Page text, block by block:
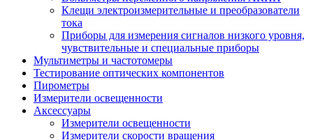
Клещи электроизмерительные и преобразователи
тока
Приборы для измерения сигналов низкого уровня,
чувствительные и специальные приборы
Мультиметры и частотомеры
Тестирование оптических компонентов
Пирометры
Измерители освещенности
Аксессуары
Измерители освещенности
Измерители скорости вращения